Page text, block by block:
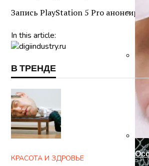
Запись PlayStation 5 Pro
In this article:
В ТРЕНДЕ
КРАСОТА И ЗДРОВЬЕ